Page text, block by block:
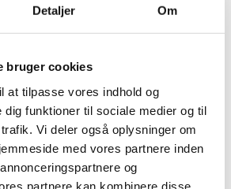
Detaljer Om
bruger cookies
at tilpasse vores indhold og
dig funktioner til sociale medier og til
Vi deler også oplysninger om
med vores partnere inden
og
partnere kan kombinere disse
længere det samme – og det er
arbejde ikke får et
pris ved at lede velfærd
– og samarbejdet vendte